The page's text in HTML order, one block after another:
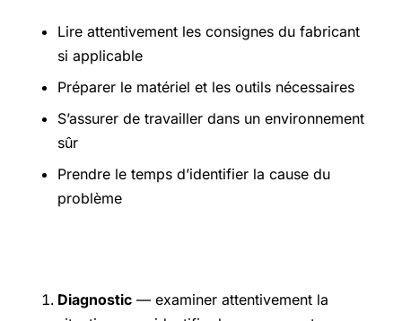
Lire attentivement les consignes du fabricant
si applicable
Préparer le matériel et les outils nécessaires
S’assurer de travailler dans un environnement
sûr
Prendre le temps d’identifier la cause du
problème
Diagnostic — examiner attentivement la